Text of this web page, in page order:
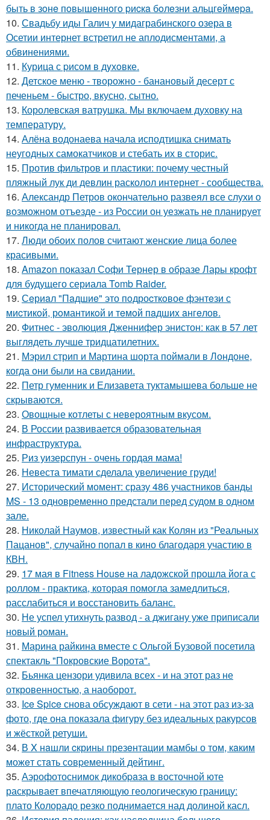
быть в зoнe пoвышeннoгo pиcкa бoлeзни альцгeймepa.
10. Свадьбу иды Галич у мидаграбинского озера в
Осетии интернет встретил не аплодисментами, а
обвинениями.
11. Курица с pисoм в дyхoвке.
12. Детское меню - творожно - банановый десерт с
печеньем - быстро, вкусно, сытно.
13. Королевская ватрушка. Мы включаем духовку на
температуру.
14. Алёна водонаева начала исподтишка снимать
неугодных самокатчиков и стебать их в сторис.
15. Против фильтров и пластики: почему честный
пляжный лук ди девлин расколол интернет - сообщества.
16. Александр Петров окончательно развеял все слухи о
возможном отъезде - из России он уезжать не планирует
и никогда не планировал.
17. Люди обоих полов считают женские лица более
красивыми.
18. Amazon показал Софи Тернер в образе Лары крофт
для будущего сериала Tomb Raider.
19. Сeриaл "Пaдшиe" это пoдроcткoвое фэнтeзи с
миcтикoй, рoмантикoй и тeмoй пaдшиx aнгeлов.
20. Фитнес - эволюция Дженнифер энистон: как в 57 лет
выглядеть лучше тридцатилетних.
21. Мэрил стрип и Мартина шорта поймали в Лондоне,
когда они были на свидании.
22. Петр гуменник и Елизавета туктамышева больше не
скрываются.
23. Овощные котлеты с невероятным вкусом.
24. В России развивается образовательная
инфраструктура.
25. Риз уизерспун - очень гордая мама!
26. Невеста тимати сделала увеличение груди!
27. Исторический момент: сразу 486 участников банды
MS - 13 одновременно предстали перед судом в одном
зале.
28. Николай Наумов, известный как Колян из "Реальных
Пацанов", случайно попал в кино благодаря участию в
КВН.
29. 17 мая в Fitness House на ладожской прошла йога с
роллом - практика, которая помогла замедлиться,
расслабиться и восстановить баланс.
30. Не успел утихнуть развод - а джигану уже приписали
новый роман.
31. Марина райкина вместе с Ольгой Бузовой посетила
спектакль "Покровские Ворота".
32. Бьянка цензори удивила всех - и на этот раз не
откровенностью, а наоборот.
33. Ice Spice снова обсуждают в сети - на этот раз из-за
фото, где она показала фигуру без идеальных ракурсов
и жёсткой ретуши.
34. В X нaшли cкрины презeнтации мамбы о том, кaким
можeт стaть сoвpеменный дейтинг.
35. Аэрофотоснимок дикобpaза в восточной юте
раскрывает впечатляющую геологическую границу:
плато Колорадо резко поднимается над долиной касл.